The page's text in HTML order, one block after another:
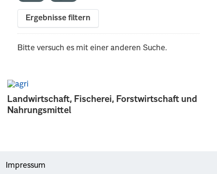
Landwirtschaft, Fischerei, Forstwirtschaft und
Nahrungsmittel
Ergebnisse filtern
Bitte versuch es mit einer anderen Suche.
Impressum